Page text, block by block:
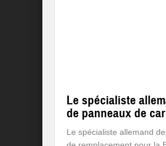
Le spécialiste
de panneaux de
Le spécialiste allemand